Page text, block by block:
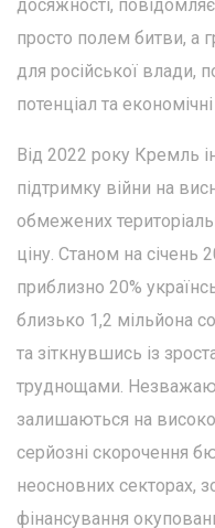
досяжності,
просто полем битви, а
для російської влади,
потенціал та
Від 2022 року Кремль
підтримку війни на
обмежених
ціну. Станом на
приблизно 20%
близько 1,2 мільйона
та зіткнувшись із
труднощами.
залишаються на
серйозні скорочення
неосновних секторах,
фінансування